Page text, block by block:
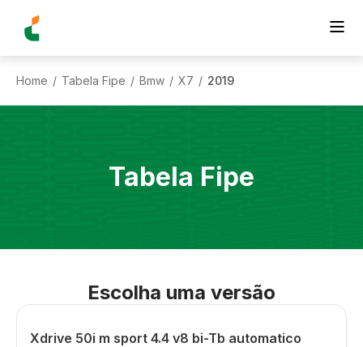
Home / Tabela Fipe / Bmw / X7 / 2019
Tabela Fipe
Escolha uma versão
Xdrive 50i m sport 4.4 v8 bi-Tb automatico